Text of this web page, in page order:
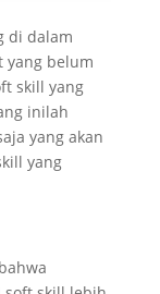
di dalam
yang belum
skill yang
inilah
yang akan
yang